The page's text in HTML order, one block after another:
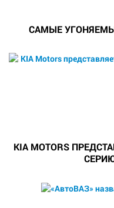
САМЫЕ
KIA MOTORS
СЕРИЮ